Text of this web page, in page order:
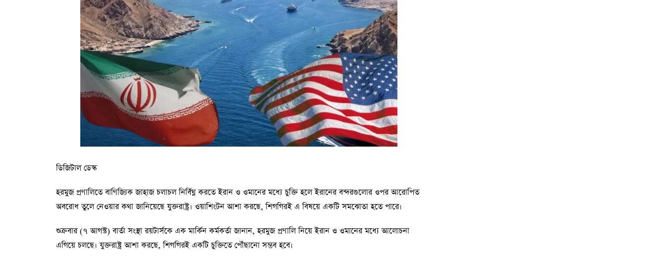
ডিজিটাল ডেস্ক
হরমুজ প্রণালিতে বাণিজ্যিক জাহাজ চলাচল নির্বিঘ্ন করতে ইরান ও ওমানের মধ্যে চুক্তি হলে ইরানের বন্দরগুলোর ওপর আরোপিত
অবরোধ তুলে নেওয়ার কথা জানিয়েছে যুক্তরাষ্ট্র। ওয়াশিংটন আশা করছে, শিগগিরই এ বিষয়ে একটি সমঝোতা হতে পারে।
শুক্রবার (৭ আগস্ট) বার্তা সংস্থা রয়টার্সকে এক মার্কিন কর্মকর্তা জানান, হরমুজ প্রণালি নিয়ে ইরান ও ওমানের মধ্যে আলোচনা
এগিয়ে চলছে। যুক্তরাষ্ট্র আশা করছে, শিগগিরই একটি চুক্তিতে পৌঁছানো সম্ভব হবে।